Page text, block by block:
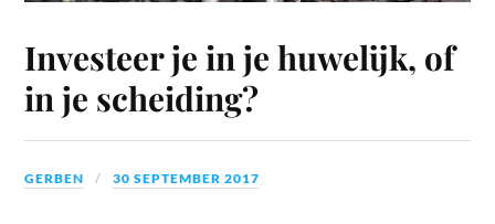
Investeer je in je huwelijk, of
in je scheiding?
GERBEN 30 SEPTEMBER 2017